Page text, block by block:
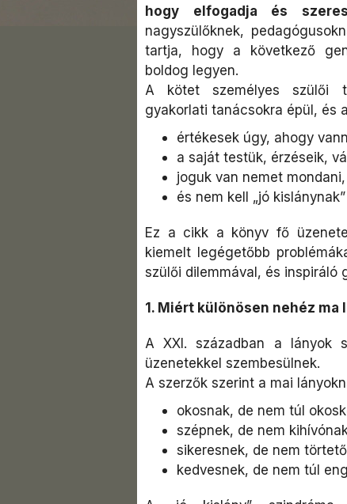
hogy elfogadja és
nagyszülőknek,
tartja, hogy a következő
boldog legyen.
A kötet személyes szülői
gyakorlati tanácsokra épül, és
értékesek úgy, ahogy
a saját testük, érzéseik,
joguk van nemet mondani,
és nem kell „jó
Ez a cikk a könyv fő
kiemelt legégetőbb
szülői dilemmával, és inspiráló
1. Miért különösen nehéz ma
A XXI. században a lányok
üzenetekkel szembesülnek.
A szerzők szerint a mai
okosnak, de nem túl
szépnek, de nem
sikeresnek, de nem
kedvesnek, de nem túl